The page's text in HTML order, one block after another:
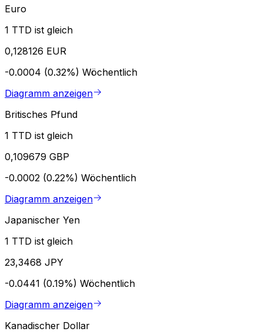
Euro
1 TTD ist gleich
0,128126 EUR
-0.0004 (0.32%) Wöchentlich
Diagramm anzeigen
Britisches Pfund
1 TTD ist gleich
0,109679 GBP
-0.0002 (0.22%) Wöchentlich
Diagramm anzeigen
Japanischer Yen
1 TTD ist gleich
23,3468 JPY
-0.0441 (0.19%) Wöchentlich
Diagramm anzeigen
Kanadischer Dollar